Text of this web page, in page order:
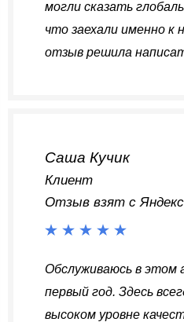
могли сказать
что заехали именно к
отзыв решила
Саша Кучик
Клиент
Отзыв взят с
Обслуживаюсь в этом
первый год. Здесь
высоком уровне